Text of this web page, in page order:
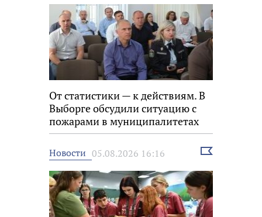
От статистики — к действиям. В
Выборге обсудили ситуацию с
пожарами в муниципалитетах
Новости 05.08.2026 16:16
Выбрать